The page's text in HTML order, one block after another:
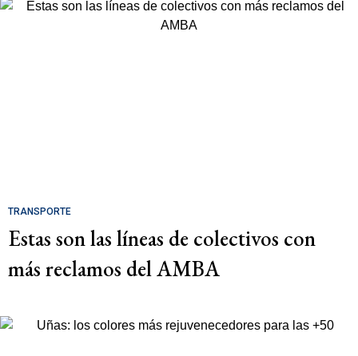
TRANSPORTE
Estas son las líneas de colectivos con
más reclamos del AMBA